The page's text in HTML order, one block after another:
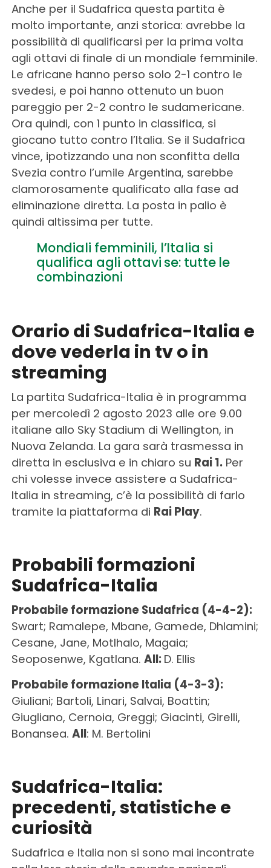
Anche per il Sudafrica questa partita è
molto importante, anzi storica: avrebbe la
possibilità di qualificarsi per la prima volta
agli ottavi di finale di un mondiale femminile.
Le africane hanno perso solo 2-1 contro le
svedesi, e poi hanno ottenuto un buon
pareggio per 2-2 contro le sudamericane.
Ora quindi, con 1 punto in classifica, si
giocano tutto contro l’Italia. Se il Sudafrica
vince, ipotizzando una non sconfitta della
Svezia contro l’umile Argentina, sarebbe
clamorosamente qualificato alla fase ad
eliminazione diretta. La posta in palio è
quindi altissima per tutte.
Mondiali femminili, l’Italia si
qualifica agli ottavi se: tutte le
combinazioni
Orario di Sudafrica-Italia e
dove vederla in tv o in
streaming
La partita Sudafrica-Italia è in programma
per mercoledì 2 agosto 2023 alle ore 9.00
italiane allo Sky Stadium di Wellington, in
Nuova Zelanda. La gara sarà trasmessa in
diretta in esclusiva e in chiaro su Rai 1. Per
chi volesse invece assistere a Sudafrica-
Italia in streaming, c’è la possibilità di farlo
tramite la piattaforma di Rai Play.
Probabili formazioni
Sudafrica-Italia
Probabile formazione Sudafrica (4-4-2):
Swart; Ramalepe, Mbane, Gamede, Dhlamini;
Cesane, Jane, Motlhalo, Magaia;
Seoposenwe, Kgatlana. All: D. Ellis
Probabile formazione Italia (4-3-3):
Giuliani; Bartoli, Linari, Salvai, Boattin;
Giugliano, Cernoia, Greggi; Giacinti, Girelli,
Bonansea. All: M. Bertolini
Sudafrica-Italia:
precedenti, statistiche e
curiosità
Sudafrica e Italia non si sono mai incontrate